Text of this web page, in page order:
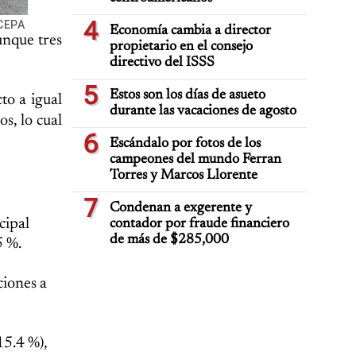
tres
a igual
lo cual
%.
a
%),
4
Economía cambia a director
propietario en el consejo
directivo del ISSS
5
Estos son los días de asueto
durante las vacaciones de agosto
6
Escándalo por fotos de los
campeones del mundo Ferran
Torres y Marcos Llorente
7
Condenan a exgerente y
contador por fraude financiero
de más de $285,000